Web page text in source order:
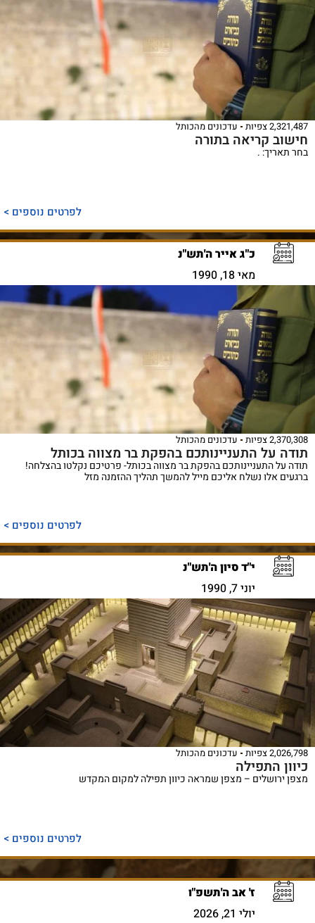
2,321,487 צפיות עדכונים מהכותל
חישוב קריאה בתורה
בחר תאריך: .
לפרטים נוספים >
כ"ג אייר ה'תש"נ
מאי 18, 1990
2,370,308 צפיות עדכונים מהכותל
תודה על התעניינותכם בהפקת בר מצווה בכותל
תודה על התעניינותכם בהפקת בר מצווה בכותל- פרטיכם נקלטו בהצלחה!
ברגעים אלו נשלח אליכם מייל להמשך תהליך ההזמנה מזל
לפרטים נוספים >
י"ד סיון ה'תש"נ
יוני 7, 1990
2,026,798 צפיות עדכונים מהכותל
כיוון התפילה
מצפן ירושלים – מצפן שמראה כיוון תפילה למקום המקדש
לפרטים נוספים >
ז' אב ה'תשפ"ו
יולי 21, 2026